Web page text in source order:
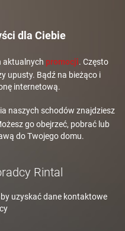
dla Ciebie
aktualnych promocji. Często
upusty. Bądź na bieżąco i
internetową.
naszych schodów znajdziesz
go obejrzeć, pobrać lub
do Twojego domu.
Rintal
uzyskać dane kontaktowe